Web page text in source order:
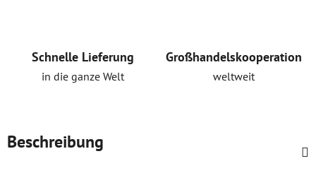
Schnelle Lieferung
in die ganze Welt
Großhandelskooperation
weltweit
Beschreibung